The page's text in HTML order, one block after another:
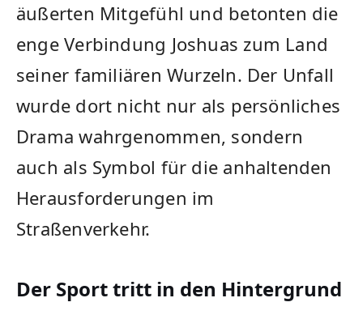
äußerten Mitgefühl und betonten die
enge Verbindung Joshuas zum Land
seiner familiären Wurzeln. Der Unfall
wurde dort nicht nur als persönliches
Drama wahrgenommen, sondern
auch als Symbol für die anhaltenden
Herausforderungen im
Straßenverkehr.
Der Sport tritt in den Hintergrund